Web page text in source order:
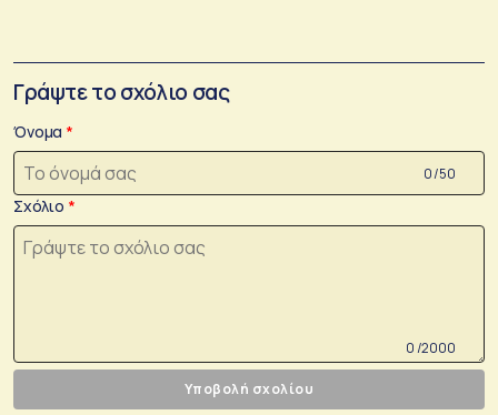
Γράψτε το σχόλιο σας
Όνομα
0 /50
Σχόλιο
0 /2000
Υποβολή σχολίου